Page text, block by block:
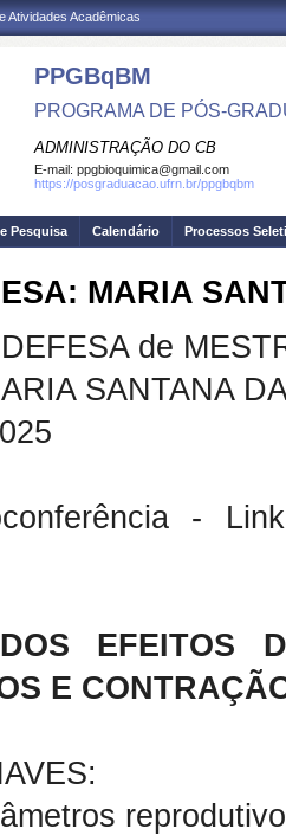
Atividades Acadêmicas
PPGBqBM
PROGRAMA DE PÓS-
ADMINISTRAÇÃO DO CB
E-mail: ppgbioquimica@gmail.com
https://posgraduacao.ufrn.br/ppgbqbm
Pesquisa Calendário Processos
MARIA
de
SANTANA
-
EFEITOS
E